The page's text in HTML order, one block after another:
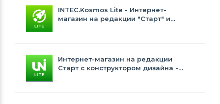
INTEC.Kosmos Lite - Интернет-
магазин на редакции "Старт" и
Интернет-магазин на редакции
Старт с конструктором дизайна -